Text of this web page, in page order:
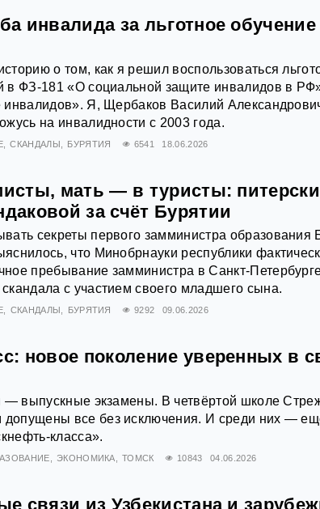
инвалида за льготное обучение
о том, как я решил воспользоваться
в ФЗ‑181 «О социальной защите инвалидов в
инвалидов». Я, Щербаков Василий
на инвалидности с 2003 года.
СКАНДАЛЫ БУРЯТИЯ 6541 18.06.2026
мать — в туристы:
за счёт Бурятии
секреты первого замминистра образования
что Минобрнауки республики
пребывание замминистра в Санкт-
с участием своего младшего сына.
СКАНДАЛЫ БУРЯТИЯ 9292 09.06.2026
новое поколение уверенных в
— выпускные экзамены. В четвёртой школе
все без исключения. И среди них —
класса».
ЭКОНОМИКА ТОМСК 10843 04.06.2026
связи из Узбекистана и